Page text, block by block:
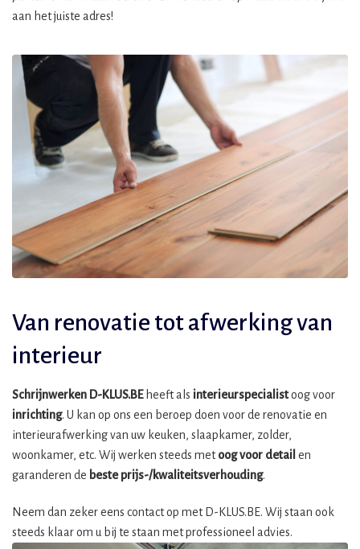
aan het juiste adres!
Van renovatie tot afwerking van
interieur
Schrijnwerken D-KLUS.BEheeft als interieurspecialistoog voor
inrichting. U kan op ons een beroep doen voor de renovatie en
interieurafwerking van uw keuken, slaapkamer, zolder,
woonkamer, etc. Wij werken steeds metoog voor detail en
garanderen de beste prijs-/kwaliteitsverhouding.
Neem dan zeker eens contact op met D-KLUS.BE. Wij staan ook
steeds klaar om u bij te staan met professioneel advies.